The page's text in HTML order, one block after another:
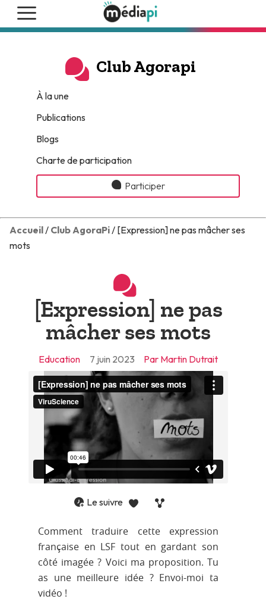
Club Agorapi
À la une
Publications
Blogs
Charte de participation
Participer
Accueil/ Club AgoraPi/ [Expression] ne pas mâcher ses
mots
[Expression] ne pas
mâcher ses mots
Education 7 juin 2023 Par Martin Dutrait
Le suivre 1
Comment traduire cette expression
française en LSF tout en gardant son
côté imagée ? Voici ma proposition. Tu
as une meilleure idée ? Envoi-moi ta
vidéo !